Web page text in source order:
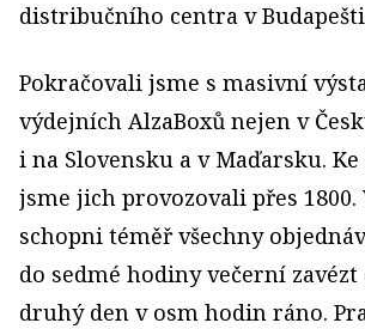
distribučního centra v
Pokračovali jsme s masivní
výdejních AlzaBoxů nejen v
i na Slovensku a v Maďarsku.
jsme jich provozovali přes 1800.
schopni téměř všechny
do sedmé hodiny večerní zavézt
druhý den v osm hodin ráno.